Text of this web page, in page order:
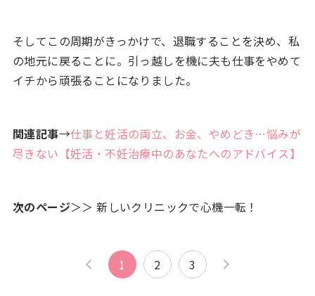
そしてこの周期がきっかけで、退職することを決め、私
の地元に戻ることに。引っ越しを機に夫も仕事をやめて
イチから頑張ることになりました。
関連記事→仕事と妊活の両立、お金、やめどき…悩みが
尽きない【妊活・不妊治療中のあなたへのアドバイス】
次のページ＞＞ 新しいクリニックで心機一転！
1 2 3